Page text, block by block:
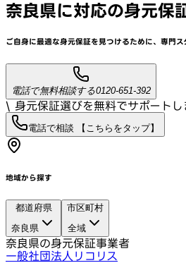
奈良県に対応の身元保
ご自身に最適な身元保証を見つけるために、 専門ス
電話で無料相談する0120-651-392
\ 身元保証選びを無料でサポート
電話で相談 【こちらをタップ】
地域から探す
都道府県
奈良県
市区町村
全域
奈良県の身元保証事業者
一般社団法人リコリス